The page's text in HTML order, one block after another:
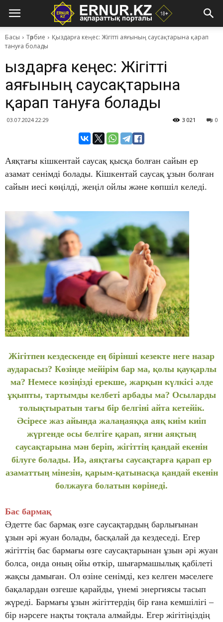
Басы Тәрбие
Қыздарға кеңес: Жігітті аяғының саусақтарына қарап
тануға болады
Қыздарға кеңес: Жігітті
аяғының саусақтарына
қарап тануға болады
03.07.2024 22:29 0
3 021
Аяқтағы кішкентай саусақ қысқа болған сайын ер
азамат сенімді болады. Кішкентай саусақ ұзын болған
сайын иесі көңілді, жеңіл ойлы және көпшіл келеді.
Жігітпен кездескенде ең бірінші кезекте неге назар
аударасыз? Көзінде мейірім бар ма, қолы қауқарлы
ма? Немесе көзіңізді ерекше, жарқын күлкісі әлде
ұқыпты, тартымды келбеті арбады ма? Осыларды
толықтыратын тағы бір белгіні айта кетейік.
Әсіресе жаз айында жалаңаяққа аяқ киім киіп
жүргенде осы белгіге қарап, яғни аяқтың
саусақтарына мән беріп, жігіттің қандай екенін
білуге болады. Иә, аяқтағы саусақтарға қарап ер
азаматтың мінезін, қарым-қатынасқа қандай екенін
болжауға болатын көрінеді.
Бас бармақ
Әдетте бас бармақ өзге саусақтардың барлығынан
ұзын әрі жуан болады, басқалай да кездеседі. Егер
жігіттің бас бармағы өзге саусақтарынан ұзын әрі жуан
болса, онда оның ойы өткір, шығармашылық қабілеті
жақсы дамыған. Ол өзіне сенімді, кез келген мәселеге
бақалардан өзгеше қарайды, үнемі энергиясы тасып
жүреді. Бармағы ұзын жігіттердің бір ғана кемшілігі –
бір нәрсеге нақты тоқтала алмайды. Егер жігітіңіздің